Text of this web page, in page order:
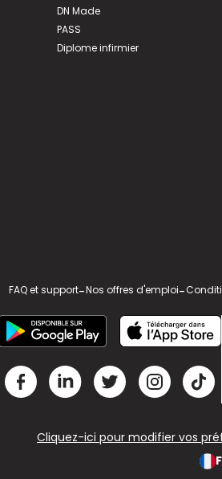
DN Made
PASS
Diplome infirmier
FAQ et support-Nos offres d'emploi-
Cliquez-ici pour modifier vos